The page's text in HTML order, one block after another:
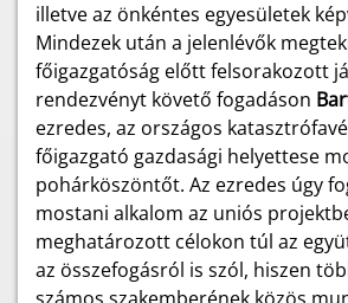
illetve az önkéntes egyesületek
Mindezek után a jelenlévők
főigazgatóság előtt felsorakozott
rendezvényt követő fogadáson
ezredes, az országos
főigazgató gazdasági helyettese
pohárköszöntőt. Az ezredes úgy
mostani alkalom az uniós
meghatározott célokon túl az
az összefogásról is szól, hiszen